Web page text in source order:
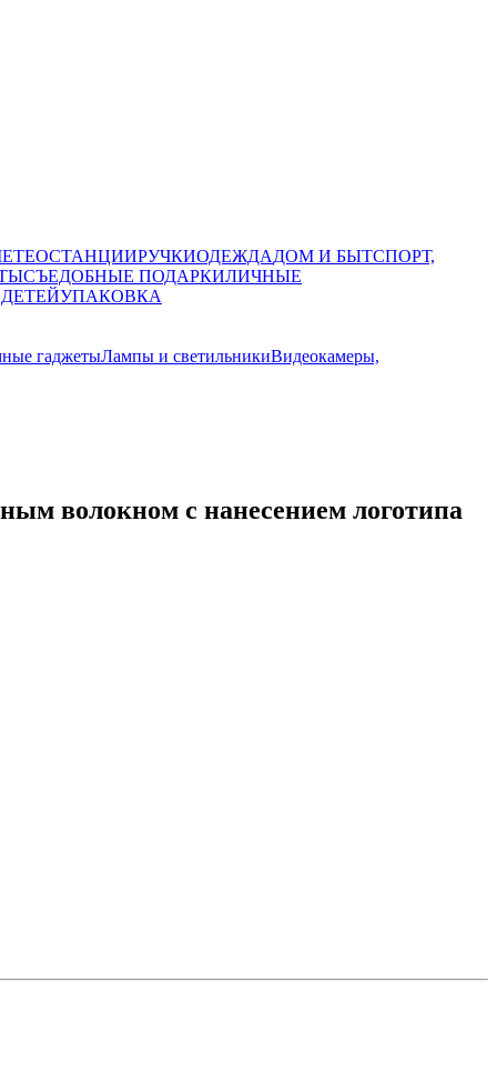
РУЧКИОДЕЖДАДОМ И БЫТСПОРТ,
СЪЕДОБНЫЕ ПОДАРКИЛИЧНЫЕ
УПАКОВКА
гаджетыЛампы и светильникиВидеокамеры,
волокном с нанесением логотипа